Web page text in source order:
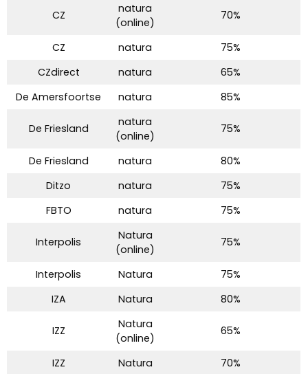
CZ
natura
(online)
70%
CZ natura
75%
CZdirect
natura
65%
De Amersfoortse
natura 85%
De Friesland
natura
(online)
75%
De Friesland natura
80%
Ditzo
natura
75%
FBTO
natura 75%
Interpolis
Natura
(online)
75%
Interpolis Natura
75%
IZA
Natura 80%
IZZ
Natura
(online)
65%
IZZ Natura
70%